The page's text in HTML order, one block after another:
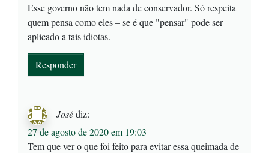
Esse governo não tem nada de conservador. Só respeita
quem pensa como eles – se é que "pensar" pode ser
aplicado a tais idiotas.
Responder
Josédiz:
27 de agosto de 2020 em 19:03
Tem que ver o que foi feito para evitar essa queimada de